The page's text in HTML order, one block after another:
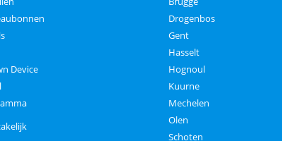
Device
Drogenbos
Gent
Hasselt
Hognoul
Kuurne
Mechelen
Olen
Schoten